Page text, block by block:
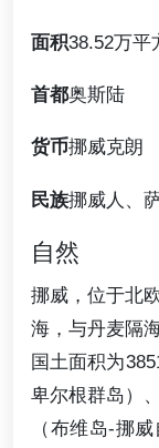
面积38.52万平
首都奥斯陆
货币挪威克朗
民族挪威人、
自然
挪威，位于北
海，与丹麦隔
国土面积为
卑尔根群岛）、
（布维岛-挪